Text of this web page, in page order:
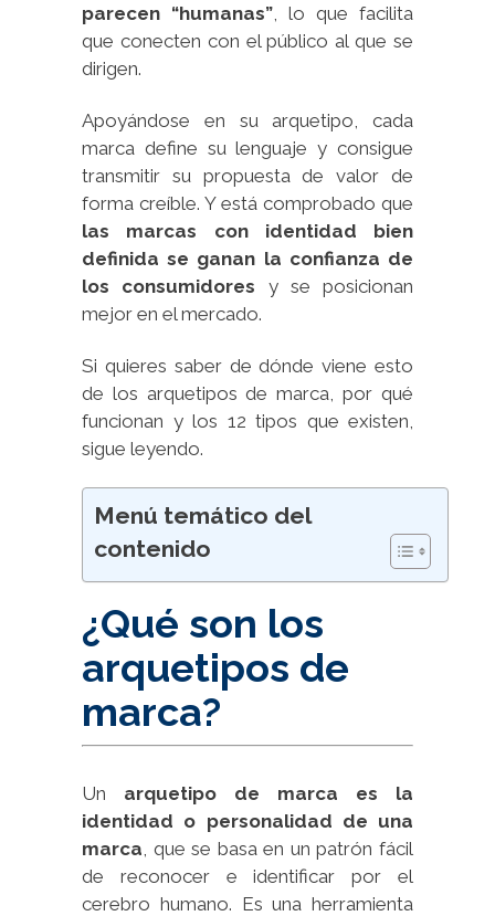
parecen “humanas” , lo que facilita
que conecten con el público al que se
dirigen.
Apoyándose en su arquetipo, cada
marca define su lenguaje y consigue
transmitir su propuesta de valor de
forma creíble. Y está comprobado que
las marcas con identidad bien
definida se ganan la confianza de
los consumidores y se posicionan
mejor en el mercado.
Si quieres saber de dónde viene esto
de los arquetipos de marca, por qué
funcionan y los 12 tipos que existen,
sigue leyendo.
Menú temático del
contenido
¿Qué son los
arquetipos de
marca?
Un arquetipo de marca es la
identidad o personalidad de una
marca , que se basa en un patrón fácil
de reconocer e identificar por el
cerebro humano. Es una herramienta